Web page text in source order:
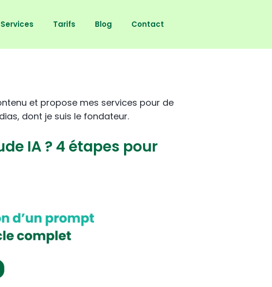
Services Tarifs Blog Contact
et propose mes services pour de
dont je suis le fondateur.
IA ? 4 étapes pour